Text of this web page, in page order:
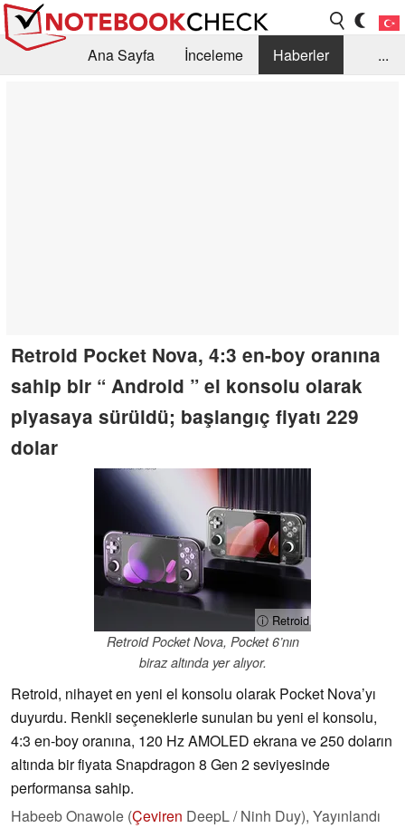
Ana Sayfa İnceleme
Haberler
...
Retroid Pocket Nova, 4:3 en-boy oranına
sahip bir “ Android ” el konsolu olarak
piyasaya sürüldü; başlangıç fiyatı 229
dolar
ⓘ Retroid
Retroid Pocket Nova, Pocket 6’nın
biraz altında yer alıyor.
Retroid, nihayet en yeni el konsolu olarak Pocket Nova’yı
duyurdu. Renkli seçeneklerle sunulan bu yeni el konsolu,
4:3 en-boy oranına, 120 Hz AMOLED ekrana ve 250 doların
altında bir fiyata Snapdragon 8 Gen 2 seviyesinde
performansa sahip.
Habeeb Onawole (Çeviren DeepL / Ninh Duy), Yayınlandı